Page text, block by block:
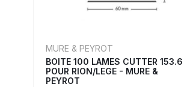
MURE & PEYROT
BOITE 100 LAMES CUTTER 153.6
POUR RION/LEGE - MURE &
PEYROT